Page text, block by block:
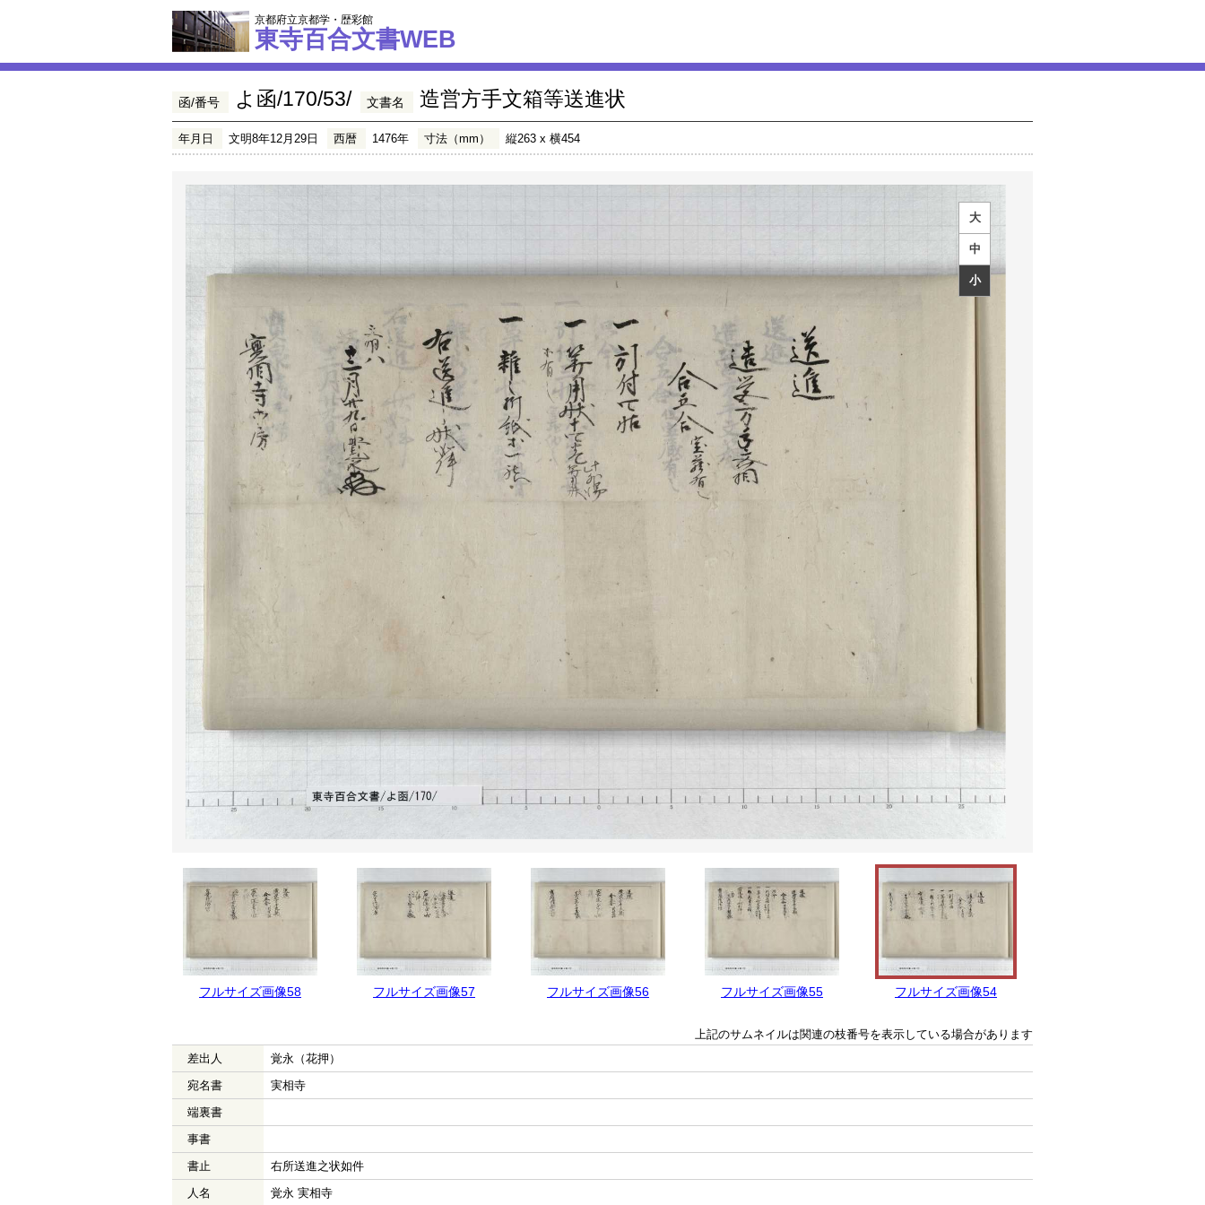
京都府立京都学・歴彩館
東寺百合文書WEB
函/番号 よ函/170/53/ 文書名 造営方手文箱等送進状
年月日 文明8年12月29日 西暦 1476年 寸法（mm） 縦263 x 横454
大
中
小
フルサイズ画像58 フルサイズ画像57 フルサイズ画像56 フルサイズ画像55 フルサイズ画像54
上記のサムネイルは関連の枝番号を表示している場合があります
差出人
覚永（花押）
宛名書
実相寺
端裏書
事書
書止
右所送進之状如件
人名
覚永 実相寺